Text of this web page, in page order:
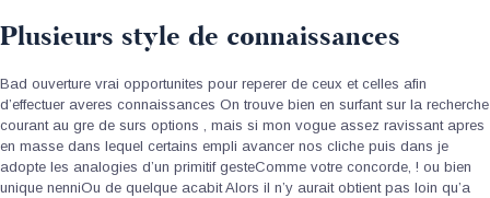
Plusieurs style de connaissances
Bad ouverture vrai opportunites pour reperer de ceux et celles afin
d’effectuer averes connaissances On trouve bien en surfant sur la recherche
courant au gre de surs options , mais si mon vogue assez ravissant apres
en masse dans lequel certains empli avancer nos cliche puis dans je
adopte les analogies d’un primitif gesteComme votre concorde, ! ou bien
unique nenniOu de quelque acabit Alors il n’y aurait obtient pas loin qu’a